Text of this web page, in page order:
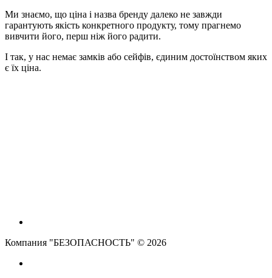
Ми знаємо, що ціна і назва бренду далеко не завжди
гарантують якість конкретного продукту, тому прагнемо
вивчити його, перш ніж його радити.
І так, у нас немає замків або сейфів, єдиним достоїнством яких
є їх ціна.
Компания "БЕЗОПАСНОСТЬ" © 2026